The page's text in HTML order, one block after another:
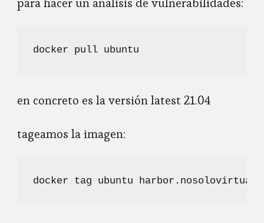
para hacer un análisis de vulnerabilidades:
docker pull ubuntu
en concreto es la versión latest 21.04
tageamos la imagen:
docker tag ubuntu